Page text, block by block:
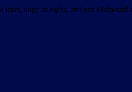
hogy az egész, amilyen